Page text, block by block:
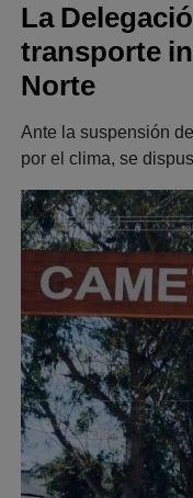
La
transporte
Norte
Ante la suspensión
por el clima, se